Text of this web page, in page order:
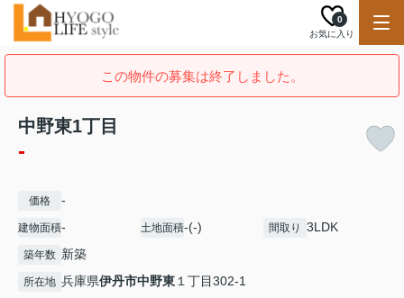
お気に入り
0
この物件の募集は終了しました。
中野東1丁目
-
価格 -
建物面積- 土地面積-(-) 間取り 3LDK
築年数 新築
所在地 兵庫県伊丹市中野東 １丁目302-1